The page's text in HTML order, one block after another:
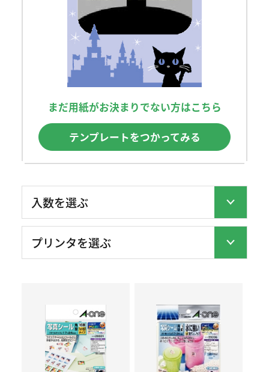
まだ用紙がお決まりでない方はこちら
テンプレートをつかってみる